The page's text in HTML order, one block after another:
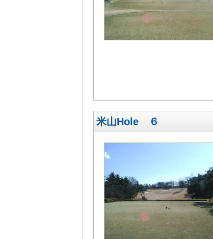
米山Hole ６